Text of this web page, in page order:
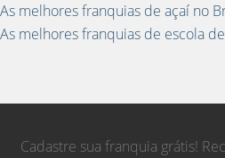
As melhores franquias de açaí no
As melhores franquias de escola
Cadastre sua franquia grátis!